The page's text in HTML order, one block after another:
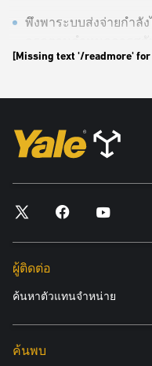
พึงพาระบบส่งจ่ายกำลั
กรดตามกำหนดการส
ใช้พลังงานไฟฟ้าสูง หรื
ไฟฟ้าแพงหรือโครงสร้
นัดหมายการปรึกษากับตั
อีเมลหาเราที่
ความเชี่ยวชาญด้านกำลั
นัดหมายเข้ารับค
[Missing text '/readmore'
ผู้ติดต่อ
ค้นหาตัวแทนจำหน่าย
ค้นพบ